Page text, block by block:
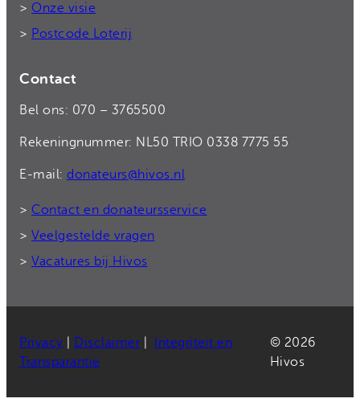
> Onze visie
> Postcode Loterij
Contact
Bel ons: 070 – 3765500
Rekeningnummer: NL50 TRIO 0338 7775 55
E-mail: donateurs@hivos.nl
> Contact en donateursservice
> Veelgestelde vragen
> Vacatures bij Hivos
Privacy Disclaimer|
Integriteit en
Transparantie
© 2026
Hivos